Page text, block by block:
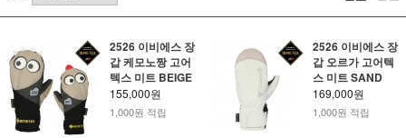
2526 이비에스 장
갑 케모노짱 고어
텍스 미트 BEIGE
155,000원
1,000원 적립
2526 이비에스 장
갑 오르가 고어텍
스 미트 SAND
169,000원
1,000원 적립